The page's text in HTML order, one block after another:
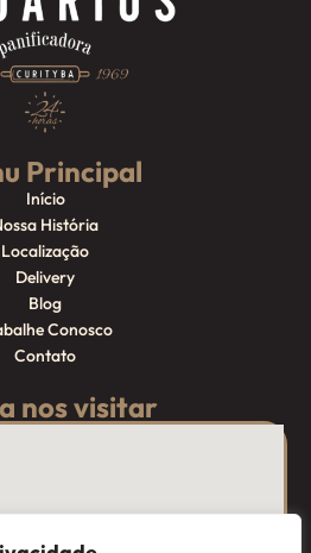
Principal
Início
História
Localização
Delivery
Blog
Conosco
Contato
nos visitar